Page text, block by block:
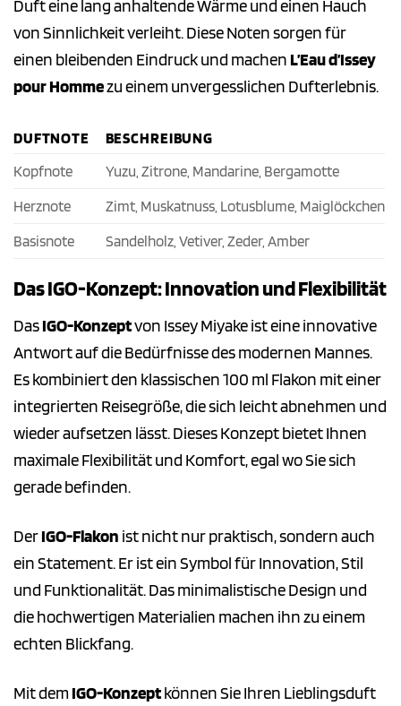
Duft eine lang anhaltende Wärme und einen Hauch
von Sinnlichkeit verleiht. Diese Noten sorgen für
einen bleibenden Eindruck und machenL’Eau d’Issey
pour Hommezu einem unvergesslichen Dufterlebnis.
DUFTNOTE
BESCHREIBUNG
Kopfnote
Yuzu, Zitrone, Mandarine, Bergamotte
Herznote
Zimt, Muskatnuss, Lotusblume, Maiglöckchen
Basisnote
Sandelholz, Vetiver, Zeder, Amber
Das IGO-Konzept: Innovation und Flexibilität
DasIGO-Konzeptvon Issey Miyake ist eine innovative
Antwort auf die Bedürfnisse des modernen Mannes.
Es kombiniert den klassischen 100 ml Flakon mit einer
integrierten Reisegröße, die sich leicht abnehmen und
wieder aufsetzen lässt. Dieses Konzept bietet Ihnen
maximale Flexibilität und Komfort, egal wo Sie sich
gerade befinden.
DerIGO-Flakon ist nicht nur praktisch, sondern auch
ein Statement. Er ist ein Symbol für Innovation, Stil
und Funktionalität. Das minimalistische Design und
die hochwertigen Materialien machen ihn zu einem
echten Blickfang.
Mit demIGO-Konzeptkönnen Sie Ihren Lieblingsduft